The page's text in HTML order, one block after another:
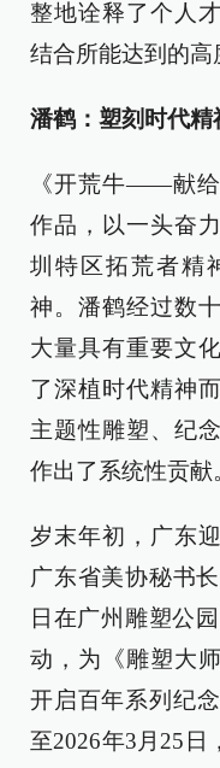
整地诠释了个人
结合所能达到的高
潘鹤：塑刻时代
《开荒牛——献
作品，以一头奋
圳特区拓荒者精
神。潘鹤经过数
大量具有重要文
了深植时代精神
主题性雕塑、纪
作出了系统性贡献
岁末年初，广东
广东省美协秘书
日在广州雕塑公
动，为《雕塑大
开启百年系列纪
至2026年3月25日